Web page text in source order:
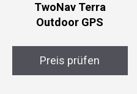
TwoNav Terra
Outdoor GPS
Preis prüfen